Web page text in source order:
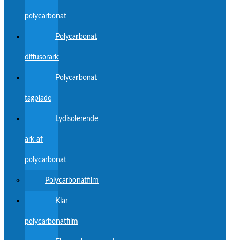
polycarbonat
Polycarbonat
diffusorark
Polycarbonat
tagplade
Lydisolerende
ark af
polycarbonat
Polycarbonatfilm
Klar
polycarbonatfilm